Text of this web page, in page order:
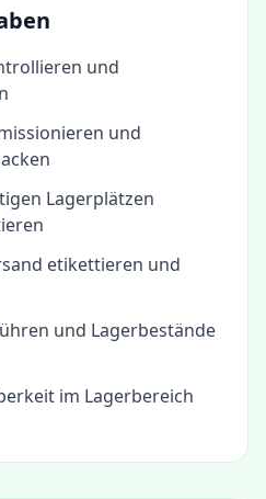
und
und
Lagerplätzen
etikettieren und
und Lagerbestände
im Lagerbereich